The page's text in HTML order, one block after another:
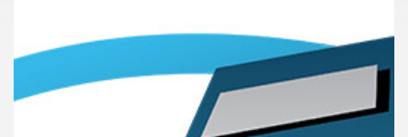
เพล